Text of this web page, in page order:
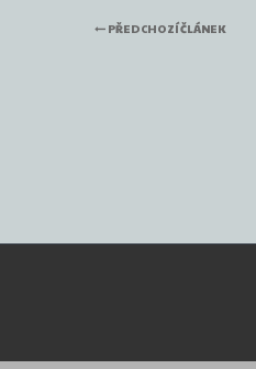
PŘEDCHOZÍ ČLÁNEK